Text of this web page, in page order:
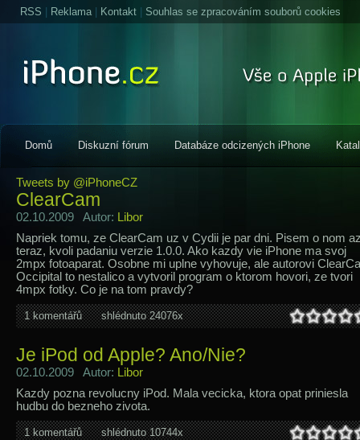
RSS Reklama| Kontakt Souhlas se zpracováním souborů cookies
Domů Diskuzní fórum Databáze odcizených iPhone
Tweets by @iPhoneCZ
ClearCam
02.10.2009 Autor: Libor
Napriek tomu, ze ClearCam uz v Cydii je par dni. Pisem o nom
teraz, kvoli padaniu verzie 1.0.0. Ako kazdy vie iPhone ma svoj
2mpx fotoaparat. Osobne mi uplne vyhovuje, ale autorovi
Occipital to nestalico a vytvoril program o ktorom hovori, ze tvori
4mpx fotky. Co je na tom pravdy?
1 komentářů shlédnuto 24076x
Je iPod od Apple? Ano/Nie?
02.10.2009 Autor: Libor
Kazdy pozna revolucny iPod. Mala vecicka, ktora opat priniesla
hudbu do bezneho zivota.
1 komentářů shlédnuto 10744x